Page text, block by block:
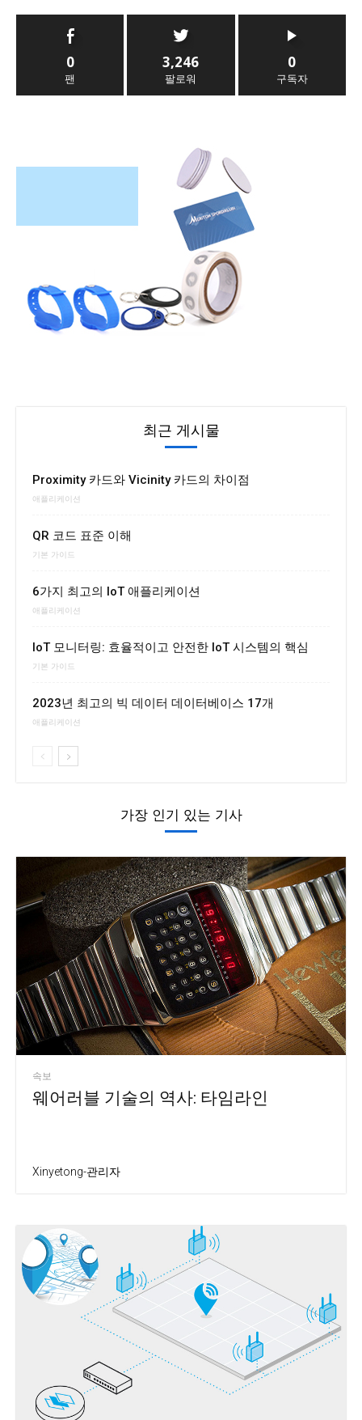
0
팬
3,246
팔로워
0
구독자
최근 게시물
Proximity 카드와 Vicinity 카드의 차이점
애플리케이션
QR 코드 표준 이해
기본 가이드
6가지 최고의 IoT 애플리케이션
애플리케이션
IoT 모니터링: 효율적이고 안전한 IoT 시스템의 핵심
기본 가이드
2023년 최고의 빅 데이터 데이터베이스 17개
애플리케이션
가장 인기 있는 기사
속보
웨어러블 기술의 역사: 타임라인
Xinyetong-관리자